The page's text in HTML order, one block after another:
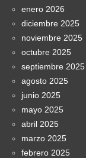
enero 2026
diciembre 2025
noviembre 2025
octubre 2025
septiembre 2025
agosto 2025
junio 2025
mayo 2025
abril 2025
marzo 2025
febrero 2025